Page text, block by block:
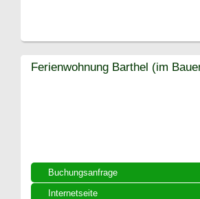
Buchungsanfrage
Internetseite
Ferienwohnung Barthel (im